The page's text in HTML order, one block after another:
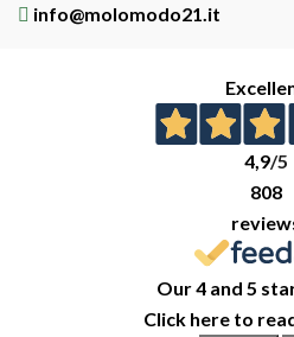
info@molomodo21.it
4,9/5
808
Our 4 and 5
Click here to